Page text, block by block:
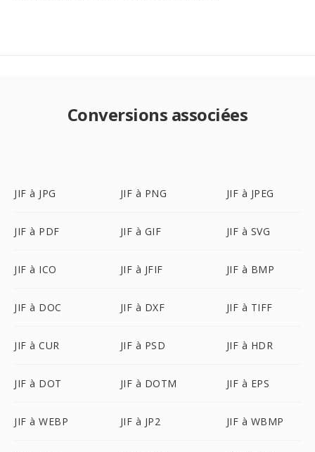
Conversions associées
JIF à JPG JIF à PNG JIF à JPEG
JIF à PDF JIF à GIF JIF à SVG
JIF à ICO JIF à JFIF JIF à BMP
JIF à DOC JIF à DXF JIF à TIFF
JIF à CUR JIF à PSD JIF à HDR
JIF à DOT JIF à DOTM JIF à EPS
JIF à WEBP JIF à JP2 JIF à WBMP